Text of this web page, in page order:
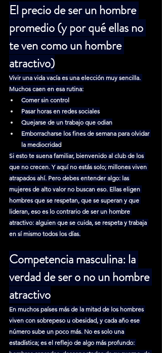
El precio de ser un hombre
promedio (y por qué ellas no
te ven como un hombre
atractivo)
Vivir una vida vacía es una elección muy sencilla.
Muchos caen en esa rutina:
Comer sin control
Pasar horas en redes sociales
Quejarse de un trabajo que odian
Emborracharse los fines de semana para olvidar
la mediocridad
Si esto te suena familiar, bienvenido al club de los
que no crecen. Y aquí no estás solo; millones viven
atrapados ahí. Pero debes entender algo: las
mujeres de alto valor no buscan eso. Ellas eligen
hombres que se respetan, que se superan y que
lideran, eso es lo contrario de ser un hombre
atractivo: alguien que se cuida, se respeta y trabaja
en sí mismo todos los días.
Competencia masculina: la
verdad de ser o no un hombre
atractivo
En muchos países más de la mitad de los hombres
viven con sobrepeso u obesidad, y cada año ese
número sube un poco más. No es solo una
estadística; es el reflejo de algo más profundo: